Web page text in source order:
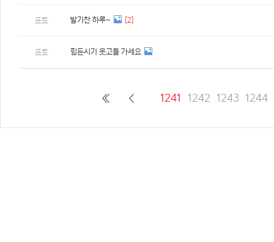
포토 발기찬 하루~ [2]
포토 힘든시기 웃고들 가세요
1241 1242 1243 1244